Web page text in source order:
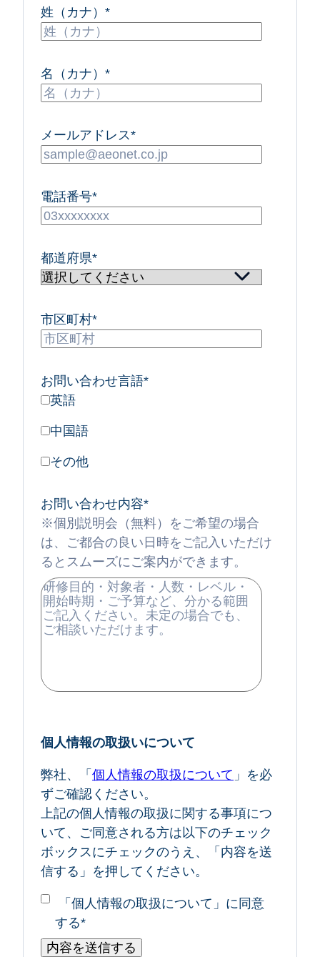
姓（カナ） *
名（カナ） *
メールアドレス*
電話番号*
都道府県*
市区町村*
お問い合わせ言語*
英語
中国語
その他
お問い合わせ内容*
※個別説明会（無料）をご希望の場合
は、ご都合の良い日時をご記入いただけ
るとスムーズにご案内ができます。
個人情報の取扱いについて
弊社、「 個人情報の取扱について 」を必
ずご確認ください。
上記の個人情報の取扱に関する事項につ
いて、ご同意される方は以下のチェック
ボックスにチェックのうえ、「内容を送
信する」を押してください。
「個人情報の取扱について」に同意
する*